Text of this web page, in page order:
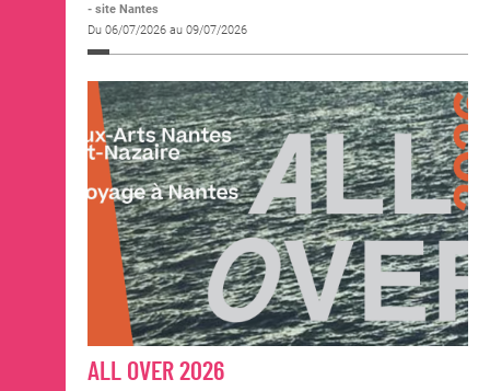
- site Nantes
Du 06/07/2026 au 09/07/2026
ALL OVER 2026